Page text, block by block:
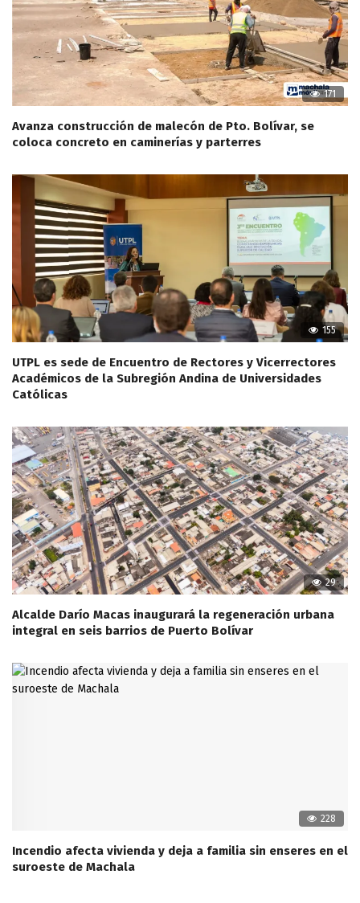
171
Avanza construcción de malecón de Pto. Bolívar, se
coloca concreto en caminerías y parterres
155
UTPL es sede de Encuentro de Rectores y Vicerrectores
Académicos de la Subregión Andina de Universidades
Católicas
29
Alcalde Darío Macas inaugurará la regeneración urbana
integral en seis barrios de Puerto Bolívar
228
Incendio afecta vivienda y deja a familia sin enseres en el
suroeste de Machala